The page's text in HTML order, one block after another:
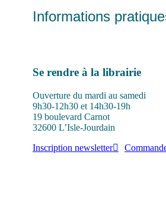
Informations
Se rendre à la librairie
Ouverture du mardi au samedi
9h30-12h30 et 14h30-19h
19 boulevard Carnot
32600 L’Isle-Jourdain
Inscription newsletter